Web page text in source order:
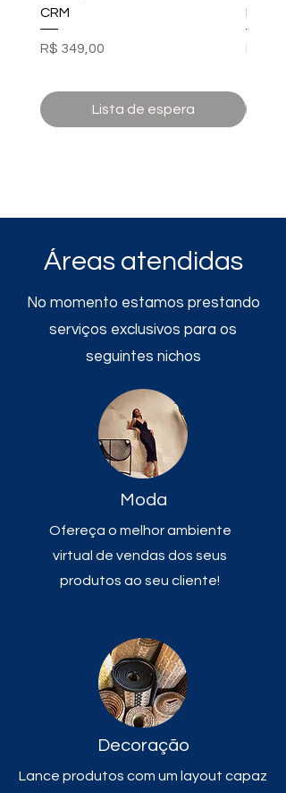
CRM
Preço
R$ 349,00
Lista de espera
Preço
R$
Áreas atendidas
No momento estamos prestando
serviços exclusivos para os
seguintes nichos
Moda
Ofereça o melhor ambiente
virtual de vendas dos seus
produtos ao seu cliente!
Decoração
Lance produtos com um layout capaz